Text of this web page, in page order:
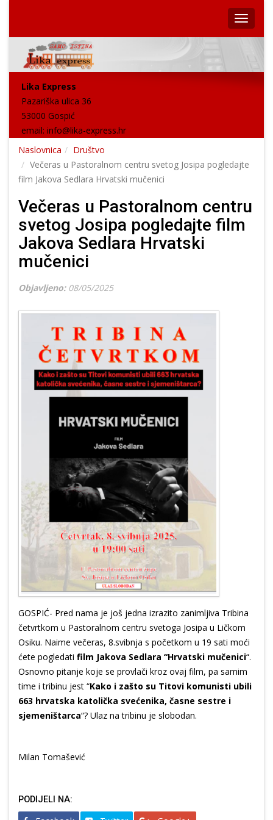
Lika Express
Pazariška ulica 36
53000 Gospić
email: info@lika-express.hr
Naslovnica
Društvo
Večeras u Pastoralnom centru svetog Josipa pogledajte
film Jakova Sedlara Hrvatski mučenici
Večeras u Pastoralnom centru
svetog Josipa pogledajte film
Jakova Sedlara Hrvatski
mučenici
Objavljeno: 08/05/2025
GOSPIĆ- Pred nama je još jedna izrazito zanimljiva Tribina
četvrtkom u Pastoralnom centru svetoga Josipa u Ličkom
Osiku. Naime večeras, 8.svibnja s početkom u 19 sati moći
ćete pogledati film Jakova Sedlara “Hrvatski mučenici“.
Osnovno pitanje koje se provlači kroz ovaj film, pa samim
time i tribinu jest “Kako i zašto su Titovi komunisti ubili
663 hrvatska katolička svećenika, časne sestre i
sjemeništarca“? Ulaz na tribinu je slobodan.
Milan Tomašević
PODIJELI NA: